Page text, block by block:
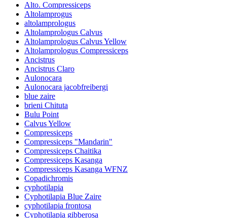
Alto. Compressiceps
Altolamprogus
altolamprologus
Altolamprologus Calvus
Altolamprologus Calvus Yellow
Altolamprologus Compressiceps
Ancistrus
Ancistrus Claro
Aulonocara
Aulonocara jacobfreibergi
blue zaire
brieni Chituta
Bulu Point
Calvus Yellow
Compressiceps
Compressiceps "Mandarin"
Compressiceps Chaitika
Compressiceps Kasanga
Compressiceps Kasanga WFNZ
Copadichromis
cyphotilapia
Cyphotilapia Blue Zaire
cyphotilapia frontosa
Cyphotilapia gibberosa